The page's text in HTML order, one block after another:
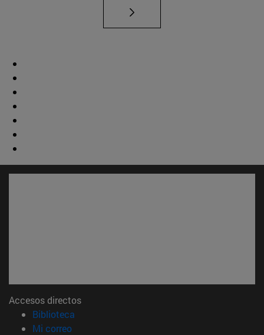
Accesos directos
Biblioteca
Mi correo(abre en nueva ventana)